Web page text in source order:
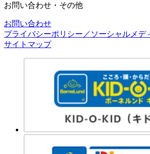
お問い合わせ・その他
お問い合わせ
プライバシーポリシー／ソーシャルメデ
サイトマップ